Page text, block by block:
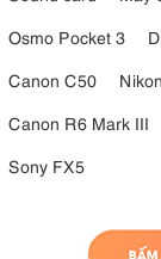
Osmo Pocket 3
Canon C50
Canon R6 Mark III
Sony FX5